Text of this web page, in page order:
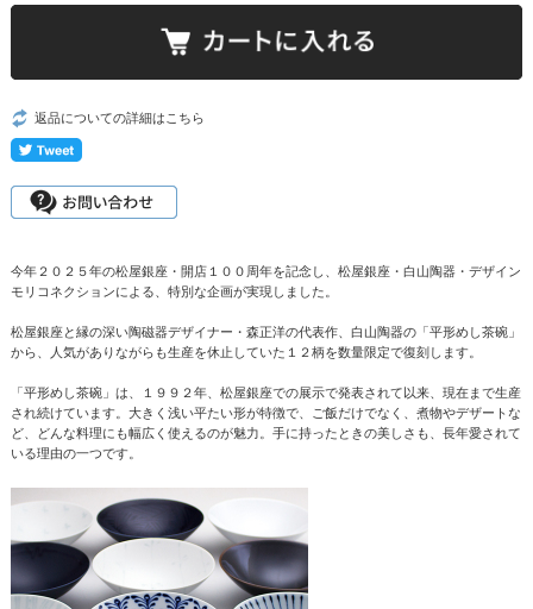
返品についての詳細はこちら
今年２０２５年の松屋銀座・開店１００周年を記念し、松屋銀座・白山陶器・デザイン
モリコネクションによる、特別な企画が実現しました。
松屋銀座と縁の深い陶磁器デザイナー・森正洋の代表作、白山陶器の「平形めし茶碗」
から、人気がありながらも生産を休止していた１２柄を数量限定で復刻します。
「平形めし茶碗」は、１９９２年、松屋銀座での展示で発表されて以来、現在まで生産
され続けています。大きく浅い平たい形が特徴で、ご飯だけでなく、煮物やデザートな
ど、どんな料理にも幅広く使えるのが魅力。手に持ったときの美しさも、長年愛されて
いる理由の一つです。